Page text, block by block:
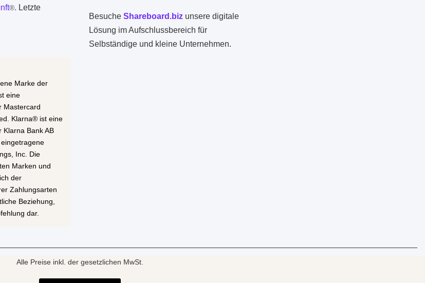
®. Letzte
Marke der
eine
Mastercard
Klarna® ist eine
Klarna Bank AB
Inc. Die
Marken und
der
Zahlungsarten
Beziehung,
dar.
Besuche Shareboard.bizunsere digitale
Lösung im Aufschlussbereich für
Selbständige und kleine Unternehmen.
Alle Preise inkl. der gesetzlichen MwSt.